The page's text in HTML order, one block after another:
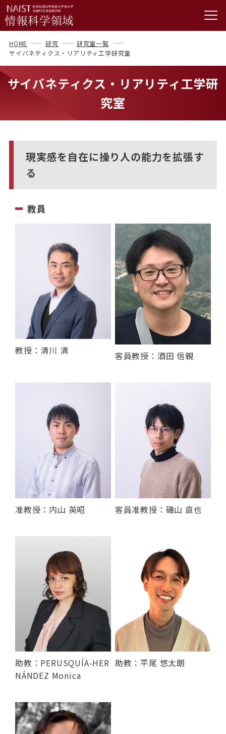
HOME 研究
研究室一覧
サイバネティクス・リアリティ工学研究室
サイバネティクス・リアリティ工学研
究室
現実感を自在に操り人の能力を拡張す
る
教員
教授：清川 清 客員教授：酒田 信親
准教授：内山 英昭 客員准教授：磯山 直也
助教：PERUSQUÍA-HER
NÁNDEZ Monica
助教：平尾 悠太朗